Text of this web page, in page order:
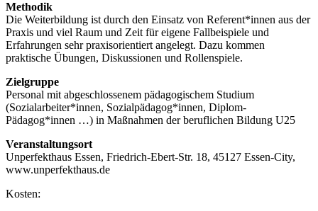
Methodik
Die Weiterbildung ist durch den Einsatz von Referent*innen aus der
Praxis und viel Raum und Zeit für eigene Fallbeispiele und
Erfahrungen sehr praxisorientiert angelegt. Dazu kommen
praktische Übungen, Diskussionen und Rollenspiele.
Zielgruppe
Personal mit abgeschlossenem pädagogischem Studium
(Sozialarbeiter*innen, Sozialpädagog*innen, Diplom-
Pädagog*innen …) in Maßnahmen der beruflichen Bildung U25
Veranstaltungsort
Unperfekthaus Essen, Friedrich-Ebert-Str. 18, 45127 Essen-City,
www.unperfekthaus.de
Kosten: